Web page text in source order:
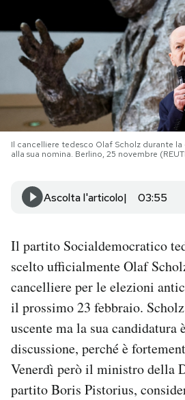
PODCAST
NEWSLETTER
I MIEI PREFERITI
CALENDARIO
AREA PERSONALE
Area Personale
Newsletter
Hai bisogno di aiuto?
Esci
Il cancelliere tedesco Olaf Scholz durante
alla sua nomina. Berlino, 25 novembre
Ascolta l'articolo 03:55
Il partito Socialdemocratico
scelto ufficialmente Olaf
cancelliere per le elezioni
il prossimo 23 febbraio.
uscente ma la sua candidatura
discussione, perché è
Venerdì però il ministro della
partito Boris Pistorius,